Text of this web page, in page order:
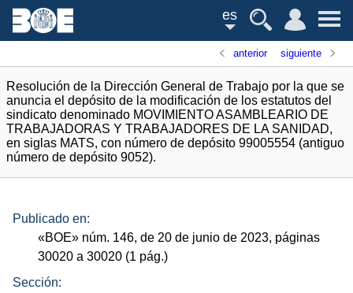
es
anterior siguiente
Resolución de la Dirección General de Trabajo por la que se
anuncia el depósito de la modificación de los estatutos del
sindicato denominado MOVIMIENTO ASAMBLEARIO DE
TRABAJADORAS Y TRABAJADORES DE LA SANIDAD,
en siglas MATS, con número de depósito 99005554 (antiguo
número de depósito 9052).
Publicado en:
«BOE» núm. 146, de 20 de junio de 2023, páginas
30020 a 30020 (1 pág.)
Sección: